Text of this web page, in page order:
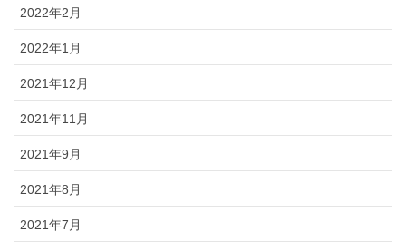
2022年2月
2022年1月
2021年12月
2021年11月
2021年9月
2021年8月
2021年7月